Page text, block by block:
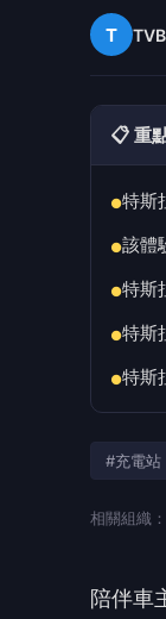
T
📋 重
●特斯
●該體
●特斯
●特斯
●特斯
#充電站
相關組織：
陪伴車